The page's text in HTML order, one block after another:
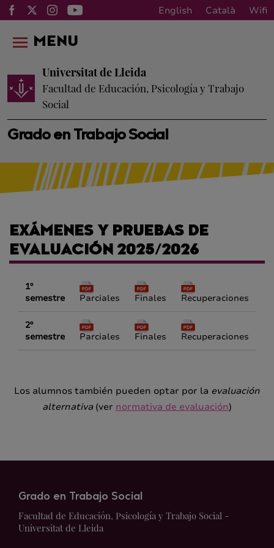
English Català Wifi
Grado en Trabajo Social
Universitat de Lleida
Facultad de Educación, Psicología y Trabajo
Social
MENU
EXÁMENES Y PRUEBAS DE
EVALUACIÓN 2025/2026
1º
semestre
Parciales Finales Recuperaciones
2º
semestre
Parciales Finales Recuperaciones
Los alumnos también pueden optar por la evaluación
alternativa (ver normativa de evaluación)
Grado en Trabajo Social
Facultad de Educación, Psicología y Trabajo Social -
Universitat de Lleida